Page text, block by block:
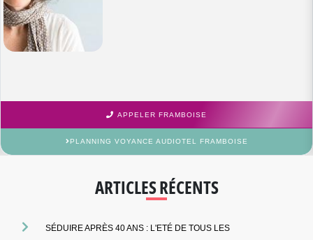
APPELER FRAMBOISE
PLANNING VOYANCE AUDIOTEL FRAMBOISE
ARTICLES RÉCENTS
SÉDUIRE APRÈS 40 ANS : L'ETÉ DE TOUS LES